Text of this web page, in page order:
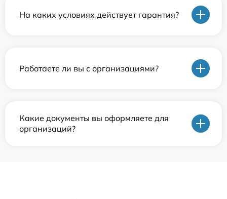
На каких условиях действует гарантия?
Работаете ли вы с организациями?
Какие документы вы оформляете для
организаций?